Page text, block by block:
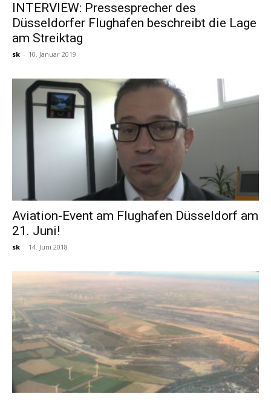
INTERVIEW: Pressesprecher des
Düsseldorfer Flughafen beschreibt die Lage
am Streiktag
sk - 10. Januar 2019
Aviation-Event am Flughafen Düsseldorf am
21. Juni!
sk - 14. Juni 2018